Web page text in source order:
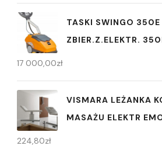
TASKI SWINGO
ZBIER.Z.ELEKTR.
17 000,00zł
VISMARA LEŻANKA
MASAŻU ELEKTR
224,80zł